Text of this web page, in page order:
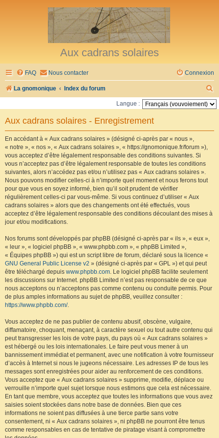
Aux cadrans solaires
FAQ Nous contacter Connexion
La gnomonique Index du forum
e
Langue :
Aux cadrans solaires - Enregistrement
En accédant à « Aux cadrans solaires » (désigné ci-après par « nous »,
« notre », « nos », « Aux cadrans solaires », « https://gnomonique.fr/forum »),
vous acceptez d’être légalement responsable des conditions suivantes. Si
vous n’acceptez pas d’être légalement responsable de toutes les conditions
suivantes, alors n’accédez pas et/ou n’utilisez pas « Aux cadrans solaires ».
Nous pouvons modifier celles-ci à n’importe quel moment et nous ferons tout
pour que vous en soyez informé, bien qu’il soit prudent de vérifier
régulièrement celles-ci par vous-même. Si vous continuez d’utiliser « Aux
cadrans solaires » alors que des changements ont été effectués, vous
acceptez d’être légalement responsable des conditions découlant des mises à
jour et/ou modifications.
Nos forums sont développés par phpBB (désigné ci-après par « ils », « eux »,
« leur », « logiciel phpBB », « www.phpbb.com », « phpBB Limited »,
« Équipes phpBB ») qui est un script libre de forum, déclaré sous la licence «
GNU General Public License v2 » (désigné ci-après par « GPL ») et qui peut
être téléchargé depuis www.phpbb.com. Le logiciel phpBB facilite seulement
les discussions sur Internet. phpBB Limited n’est pas responsable de ce que
nous acceptons ou n’acceptons pas comme contenu ou conduite permis. Pour
de plus amples informations au sujet de phpBB, veuillez consulter :
https://www.phpbb.com/.
Vous acceptez de ne pas publier de contenu abusif, obscène, vulgaire,
diffamatoire, choquant, menaçant, à caractère sexuel ou tout autre contenu qui
peut transgresser les lois de votre pays, du pays où « Aux cadrans solaires »
est hébergé ou les lois internationales. Le faire peut vous mener à un
bannissement immédiat et permanent, avec une notification à votre fournisseur
d’accès à Internet si nous le jugeons nécessaire. Les adresses IP de tous les
messages sont enregistrées pour aider au renforcement de ces conditions.
Vous acceptez que « Aux cadrans solaires » supprime, modifie, déplace ou
verrouille n’importe quel sujet lorsque nous estimons que cela est nécessaire.
En tant que membre, vous acceptez que toutes les informations que vous avez
saisies soient stockées dans notre base de données. Bien que ces
informations ne soient pas diffusées à une tierce partie sans votre
consentement, ni « Aux cadrans solaires », ni phpBB ne pourront être tenus
comme responsables en cas de tentative de piratage visant à compromettre